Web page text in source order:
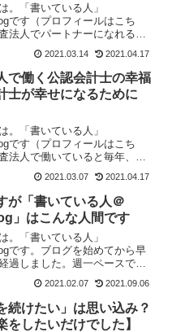
。「書いている人」
です（プロフィールはこち
法人でパートナーになれるの
だけです。ではどうすればその
残り、パートナーになること
でしょうか。この...
2021.03.14 2021.04.17
で働く公認会計士の幸福
士が幸せになるために
。「書いている人」
です（プロフィールはこち
法人で働いていると毎年、
年に達成状況を評価され、未達
原因で達成できなかったのか
次年度の目標を設定す...
2021.03.07 2021.04.17
が「書いている人＠
」はこんな人間です
。「書いている人」
です。ブログを始めてから早
過しました。週一ペースで書
るのですが、毎週多くの人に
らっていてうれしい限りです。
ださっている方、本当にありが
います。これからも...
2021.02.07 2021.09.06
続けたい」は思い込み？
をしたいだけでした】